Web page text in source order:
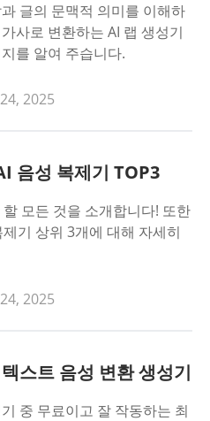
글의 문맥적 의미를 이해하
사로 변환하는 AI 랩 생성기
를 알여 주습니다.
2025
음성 복제기 TOP3
모든 것을 소개합니다! 또한
기 상위 3개에 대해 자세히
2025
스트 음성 변환 생성기
중 무료이고 잘 작동하는 최